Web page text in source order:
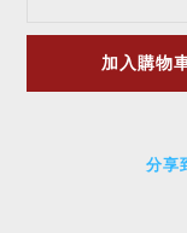
加入購物
分享